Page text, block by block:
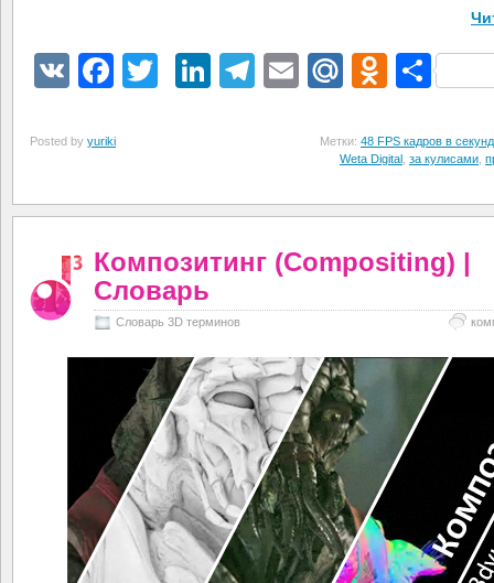
VK Facebook
TwitterLinkedIn
Telegram
EmailMail.Ru
Posted by yuriki Метки: 48 FPS кадров в
Weta Digital за кулисами
Композитинг (Compositing) |
Словарь
Словарь 3D терминов